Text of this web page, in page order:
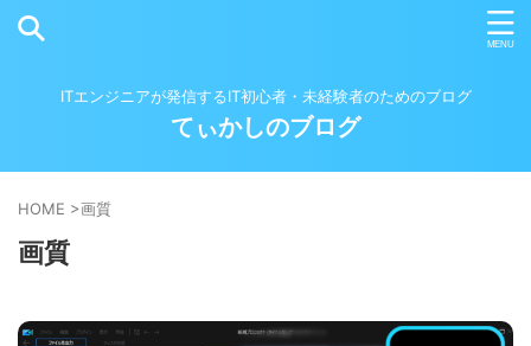
ITエンジニアが発信するIT初心者・未経験者のためのブログ
てぃかしのブログ
HOME >画質
画質